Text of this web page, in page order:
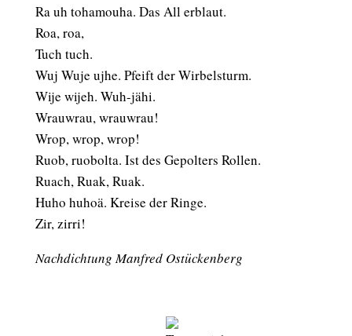
Ra uh tohamouha. Das All erblaut.
Roa, roa,
Tuch tuch.
Wuj Wuje ujhe. Pfeift der Wirbelsturm.
Wije wijeh. Wuh-jähi.
Wrauwrau, wrauwrau!
Wrop, wrop, wrop!
Ruob, ruobolta. Ist des Gepolters Rollen.
Ruach, Ruak, Ruak.
Huho huhoä. Kreise der Ringe.
Zir, zirri!
Nachdichtung Manfred Ostückenberg